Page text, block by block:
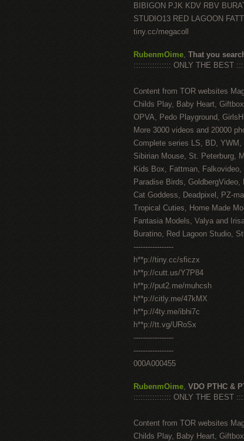
BIBIGON PJK KDV RBV
STUDIO13 RED LAGOON
tiny.cc/megacoll
RubenmOime, That you
:::::::::::::::: ONLY THE BEST
Content from TOR websites
Childs Play, Baby Heart,
OPVA, Pedo Playground,
More 3000 videos and 20000
Complete series LS, BD, YWM,
Sibirian Mouse, St. Peterburg,
Kids Box, Fattman, Falkovideo,
Paradise Birds, GoldbergVideo,
Cat Goddess, Deadpixel, PZ-
Tropical Cuties, Home Made
Fantasia Models, Valya and
Buratino, Red Lagoon Studio,
-----------------
h**p://tiny.cc/sficzx
h**p://cutt.us/Y7P84
h**p://put2.me/muhcsh
h**p://citly.me/47kMX
h**p://4ty.me/ibhi7c
h**p://tt.vg/URoSx
-----------------
-----------------
000A000455
RubenmOime, VDO PTHC &
:::::::::::::::: ONLY THE BEST
Content from TOR websites
Childs Play, Baby Heart,